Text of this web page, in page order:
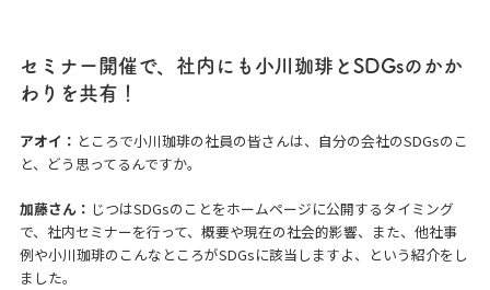
セミナー開催で、社内にも小川珈琲とSDGsのかか
わりを共有！
アオイ： ところで小川珈琲の社員の皆さんは、自分の会社のSDGsのこ
と、どう思ってるんですか。
加藤さん： じつはSDGsのことをホームページに公開するタイミング
で、社内セミナーを行って、概要や現在の社会的影響、また、他社事
例や小川珈琲のこんなところがSDGsに該当しますよ、という紹介をし
ました。